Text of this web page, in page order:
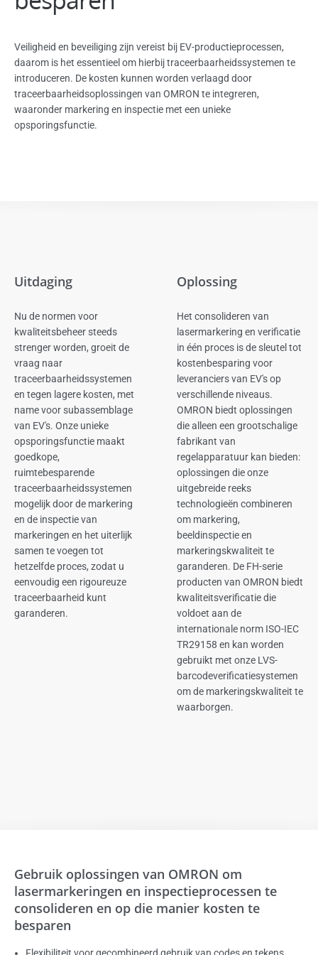
Veiligheid en beveiliging zijn vereist bij EV-productieprocessen,
daarom is het essentieel om hierbij traceerbaarheidssystemen te
introduceren. De kosten kunnen worden verlaagd door
traceerbaarheidsoplossingen van OMRON te integreren,
waaronder markering en inspectie met een unieke
opsporingsfunctie.
Uitdaging
Nu de normen voor
kwaliteitsbeheer steeds
strenger worden, groeit de
vraag naar
traceerbaarheidssystemen
en tegen lagere kosten, met
name voor subassemblage
van EV's. Onze unieke
opsporingsfunctie maakt
goedkope,
ruimtebesparende
traceerbaarheidssystemen
mogelijk door de markering
en de inspectie van
markeringen en het uiterlijk
samen te voegen tot
hetzelfde proces, zodat u
eenvoudig een rigoureuze
traceerbaarheid kunt
garanderen.
Oplossing
Het consolideren van
lasermarkering en verificatie
in één proces is de sleutel tot
kostenbesparing voor
leveranciers van EV's op
verschillende niveaus.
OMRON biedt oplossingen
die alleen een grootschalige
fabrikant van
regelapparatuur kan bieden:
oplossingen die onze
uitgebreide reeks
technologieën combineren
om markering,
beeldinspectie en
markeringskwaliteit te
garanderen. De FH-serie
producten van OMRON biedt
kwaliteitsverificatie die
voldoet aan de
internationale norm ISO-IEC
TR29158 en kan worden
gebruikt met onze LVS-
barcodeverificatiesystemen
om de markeringskwaliteit te
waarborgen.
Gebruik oplossingen van OMRON om
lasermarkeringen en inspectieprocessen te
consolideren en op die manier kosten te
besparen
Flexibiliteit voor gecombineerd gebruik van codes en tekens,